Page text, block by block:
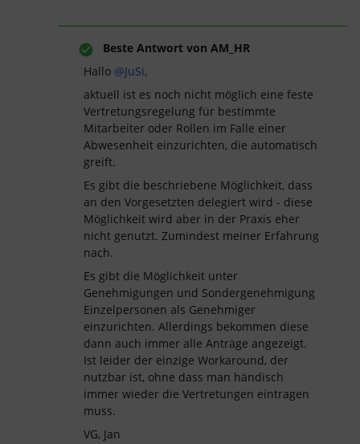
Beste Antwort von AM_HR
Hallo ​ @JuSi,
aktuell ist es noch nicht möglich eine feste
Vertretungsregelung für bestimmte
Mitarbeiter oder Rollen im Falle einer
Abwesenheit einzurichten, die automatisch
greift.
Es gibt die beschriebene Möglichkeit, dass
an den Vorgesetzten delegiert wird - diese
Möglichkeit wird aber in der Praxis eher
nicht genutzt. Zumindest meiner Erfahrung
nach.
Es gibt die Möglichkeit unter
Genehmigungen und Sondergenehmigung
Einzelpersonen als Genehmiger
einzurichten. Allerdings bekommen diese
dann auch immer alle Anträge angezeigt.
Ist leider der einzige Workaround, der
nutzbar ist, ohne dass man händisch
immer wieder die Vertretungen eintragen
muss.
VG, Jan